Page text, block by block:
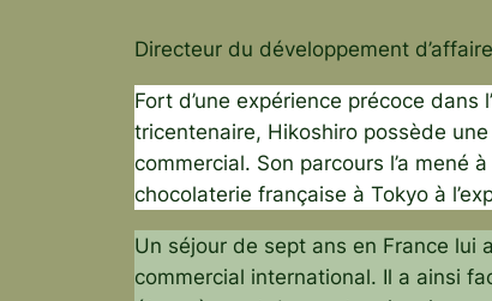
Directeur du développement
Fort d’une expérience précoce
tricentenaire, Hikoshiro possède
commercial. Son parcours l’a mené
chocolaterie française à Tokyo à
Un séjour de sept ans en France lui
commercial international. Il a ainsi